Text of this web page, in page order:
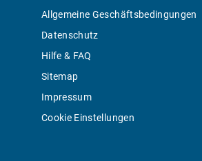
Allgemeine Geschäftsbedingungen
Datenschutz
Hilfe & FAQ
Sitemap
Impressum
Cookie Einstellungen